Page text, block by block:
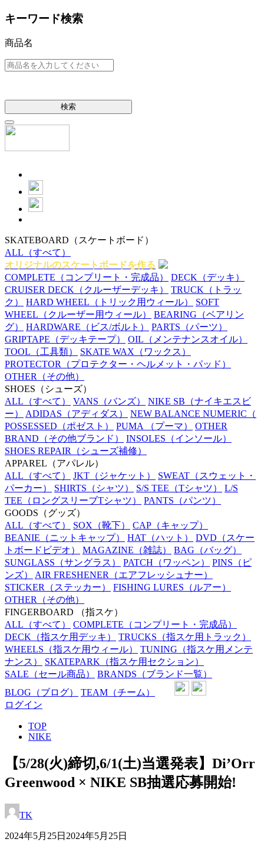
キーワード検索
商品名
検索
SKATEBOARD （スケートボード）
ALL （すべて）
オリジナルのスケートボードを作る
COMPLETE （コンプリート・完成品） DECK （デッキ）
CRUISER DECK （クルーザーデッキ） TRUCK （トラッ
ク）
HARD WHEEL （トリック用ウィール）
SOFT
WHEEL （クルーザー用ウィール） BEARING （ベアリン
グ）
HARDWARE （ビス/ボルト） PARTS （パーツ）
GRIPTAPE （デッキテープ） OIL （メンテナンスオイル）
TOOL （工具類） SKATE WAX （ワックス）
PROTECTOR （プロテクター・ヘルメット・パッド）
OTHER （その他）
SHOES （シューズ）
ALL （すべて） VANS （バンズ） NIKE SB （ナイキエスビ
ー）
ADIDAS （アディダス） NEW BALANCE NUMERIC （
POSSESSED （ポゼスト） PUMA （プーマ）
OTHER
BRAND （その他ブランド） INSOLES （インソール）
SHOES REPAIR （シューズ補修）
APPAREL （アパレル）
ALL （すべて） JKT （ジャケット） SWEAT （スウェット・
パーカー）
SHIRTS （シャツ） S/S TEE （Tシャツ）
L/S
TEE （ロングスリーブTシャツ） PANTS （パンツ）
GOODS （グッズ）
ALL （すべて） SOX （靴下） CAP （キャップ）
BEANIE （ニットキャップ） HAT （ハット） DVD （スケー
トボードビデオ）
MAGAZINE （雑誌） BAG （バッグ）
SUNGLASS （サングラス） PATCH （ワッペン） PINS （ピ
ンズ）
AIR FRESHENER （エアフレッシュナー）
STICKER （ステッカー） FISHING LURES （ルアー）
OTHER （その他）
FINGERBOARD
（指スケ）
ALL （すべて） COMPLETE （コンプリート・完成品）
DECK （指スケ用デッキ） TRUCKS （指スケ用トラック）
WHEELS （指スケ用ウィール） TUNING （指スケ用メンテ
ナンス）
SKATEPARK （指スケ用セクション）
SALE （セール商品） BRANDS （ブランド一覧）
BLOG （ブログ） TEAM （チーム）
ログイン
TOP
NIKE
【5/28(火)締切,6/1(土)当選発表】Di’Orr
Greenwood × NIKE SB抽選応募開始!
TK
2024年5月25日 2024年5月25日